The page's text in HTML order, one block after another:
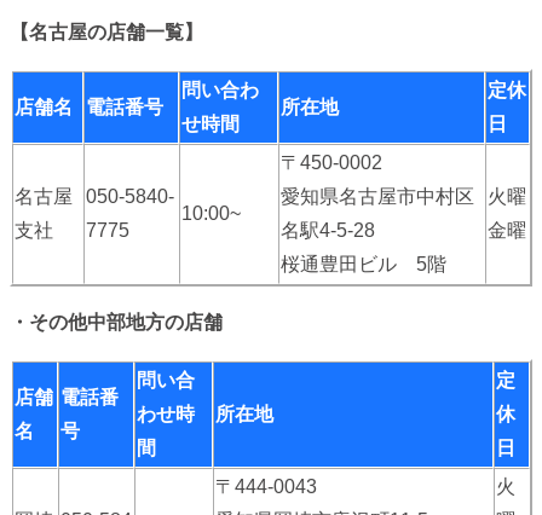
【名古屋の店舗一覧】
店舗名 電話番号
問い合わ
せ時間
所在地
定休
日
名古屋
支社
050-5840-
7775
10:00~
〒450-0002
愛知県名古屋市中村区
名駅4-5-28
桜通豊田ビル 5階
火曜
金曜
・その他中部地方の店舗
店舗
名
電話番
号
問い合
わせ時
間
所在地
定
休
日
〒444-0043
火